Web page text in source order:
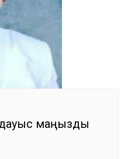
дауыс маңызды